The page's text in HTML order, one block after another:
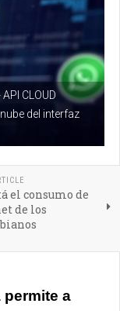
CLOUD
del interfaz
el consumo de
de los
a